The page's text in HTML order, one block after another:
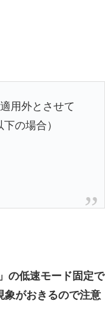
用外とさせて
の場合）
の低速モード固定で
象がおきるので注意